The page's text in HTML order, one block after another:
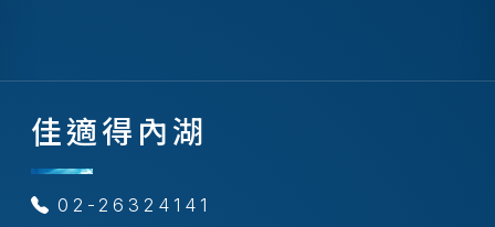
佳適得內湖
02-26324141